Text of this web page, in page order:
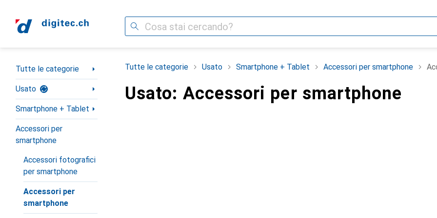
Cerca
Categoria Navigazione
Tutte le categorie
Usato
Smartphone + Tablet
Accessori per
smartphone
Accessori fotografici
per smartphone
Accessori per
smartphone
Tutte le categorie Usato Smartphone + Tablet Accessori per smartphone
Usato: Accessori per smartphone